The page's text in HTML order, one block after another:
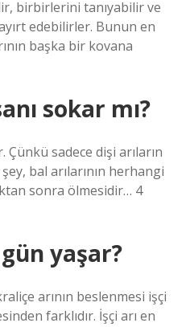
birbirlerini tanıyabilir ve
edebilirler. Bunun en
başka bir kovana
sokar mı?
Çünkü sadece dişi arıların
bal arılarının herhangi
sonra ölmesidir… 4
yaşar?
arının beslenmesi işçi
farklıdır. İşçi arı en